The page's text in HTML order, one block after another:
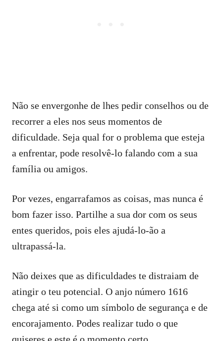
Não se envergonhe de lhes pedir conselhos ou de
recorrer a eles nos seus momentos de
dificuldade. Seja qual for o problema que esteja
a enfrentar, pode resolvê-lo falando com a sua
família ou amigos.
Por vezes, engarrafamos as coisas, mas nunca é
bom fazer isso. Partilhe a sua dor com os seus
entes queridos, pois eles ajudá-lo-ão a
ultrapassá-la.
Não deixes que as dificuldades te distraiam de
atingir o teu potencial. O anjo número 1616
chega até si como um símbolo de segurança e de
encorajamento. Podes realizar tudo o que